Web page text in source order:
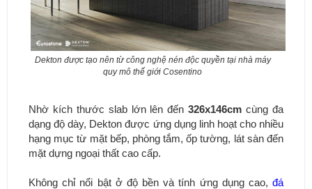
Dekton được tạo nên từ công nghệ nén độc quyền tại nhà máy
quy mô thế giới Cosentino
Nhờ kích thước slab lớn lên đến 326x146cm cùng đa
dạng độ dày, Dekton được ứng dụng linh hoạt cho nhiều
hạng mục từ mặt bếp, phòng tắm, ốp tường, lát sàn đến
mặt dựng ngoại thất cao cấp.
Không chỉ nổi bật ở độ bền và tính ứng dụng cao, đá